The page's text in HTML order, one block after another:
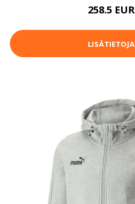
258.5 EUR
LISÄTIETOJA